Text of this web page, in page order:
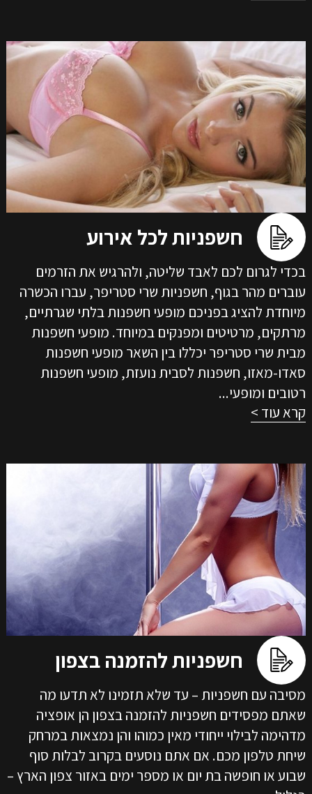
חשפניות לכל אירוע
בכדי לגרום לכם לאבד שליטה, ולהרגיש את הזרמים
עוברים מהר בגוף, חשפניות שרי סטריפר, עברו הכשרה
מיוחדת להציג בפניכם מופעי חשפנות בלתי שגרתיים,
מרתקים, מרטיטים ומפנקים במיוחד. מופעי חשפנות
מבית שרי סטריפר יכללו בין השאר מופעי חשפנות
סאדו-מאזו, חשפנות לסבית נועזת, מופעי חשפנות
רטובים ומופעי...
קרא עוד >
חשפניות להזמנה בצפון
מסיבה עם חשפניות – עד שלא תזמינו לא תדעו מה
שאתם מפסידים חשפניות להזמנה בצפון הן אופציה
מדהימה לבילוי ייחודי מאין כמוהו והן נמצאות במרחק
שיחת טלפון מכם. אם אתם נוסעים בקרוב לבלות סוף
שבוע או חופשה בת יום או מספר ימים באזור צפון הארץ –